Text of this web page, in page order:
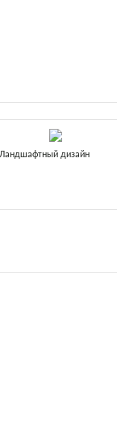
Ландшафтный дизайн